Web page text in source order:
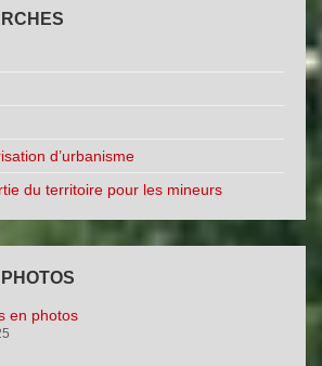
d’urbanisme
du territoire pour les mineurs
en photos